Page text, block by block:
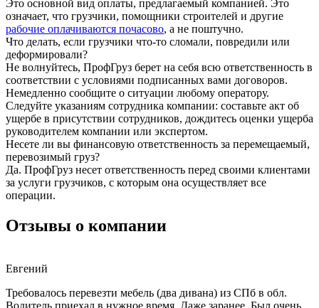
Это основной вид оплаты, предлагаемый компанией. Это
означает, что грузчики, помощники строителей и другие
рабочие оплачиваются почасово, а не поштучно.
Что делать, если грузчики что-то сломали, повредили или
деформировали?
Не волнуйтесь, ПрофГруз берет на себя всю ответственность в
соответствии с условиями подписанных вами договоров.
Немедленно сообщите о ситуации любому оператору.
Следуйте указаниям сотрудника компании: составьте акт об
ущербе в присутствии сотрудников, дождитесь оценки ущерба
руководителем компании или экспертом.
Несете ли вы финансовую ответственность за перемещаемый,
перевозимый груз?
Да. ПрофГруз несет ответственность перед своими клиентами
за услуги грузчиков, с которым она осуществляет все
операции.
Отзывы о компании
Евгений
Требовалось перевезти мебель (два дивана) из СПб в обл.
Водитель приехал в нужное время. Даже заранее. Был очень